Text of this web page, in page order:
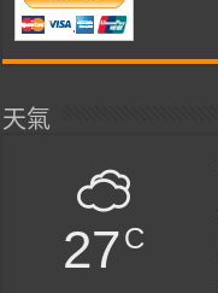
天氣
27C